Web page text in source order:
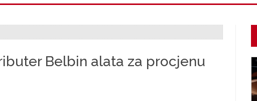
Belbin alata za procjenu